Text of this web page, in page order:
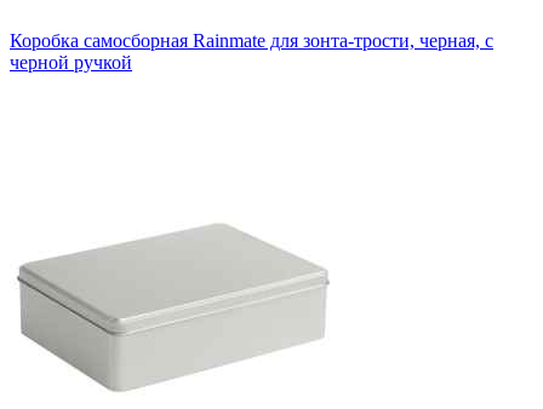
Коробка самосборная Rainmate для зонта-трости, черная, с
черной ручкой